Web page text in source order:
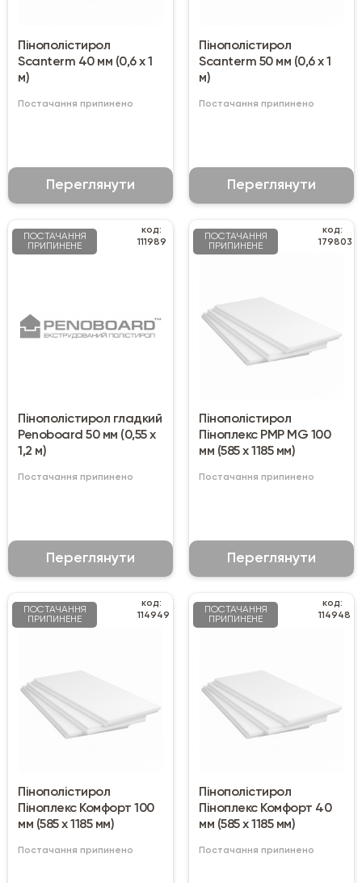
Пінополістирол
Scanterm 40 мм (0,6 х 1
м)
Постачання припинено
Переглянути
Пінополістирол
Scanterm 50 мм (0,6 х 1
м)
Постачання припинено
Переглянути
ПОСТАЧАННЯ
ПРИПИНЕНЕ
код:
111989
Пінополістирол гладкий
Penoboard 50 мм (0,55 х
1,2 м)
Постачання припинено
Переглянути
ПОСТАЧАННЯ
ПРИПИНЕНЕ
код:
179803
Пінополістирол
Піноплекс PMP MG 100
мм (585 х 1185 мм)
Постачання припинено
Переглянути
ПОСТАЧАННЯ
ПРИПИНЕНЕ
код:
114949
Пінополістирол
Піноплекс Комфорт 100
мм (585 х 1185 мм)
Постачання припинено
ПОСТАЧАННЯ
ПРИПИНЕНЕ
код:
114948
Пінополістирол
Піноплекс Комфорт 40
мм (585 х 1185 мм)
Постачання припинено